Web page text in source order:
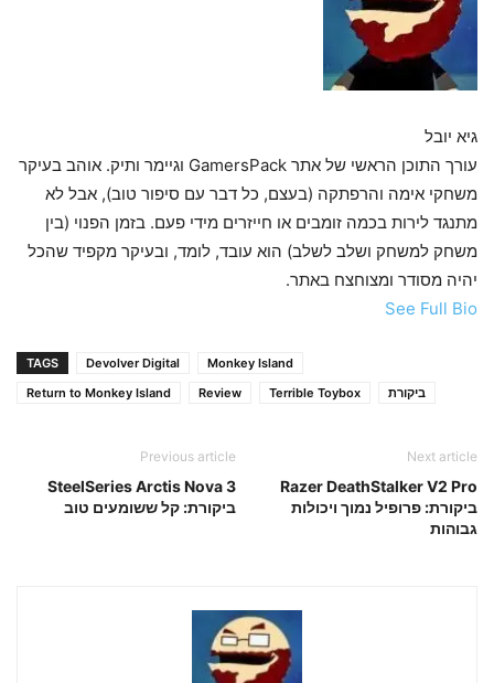
גיא יובל
עורך התוכן הראשי של אתר GamersPack וגיימר ותיק. אוהב בעיקר
משחקי אימה והרפתקה (בעצם, כל דבר עם סיפור טוב), אבל לא
מתנגד לירות בכמה זומבים או חייזרים מידי פעם. בזמן הפנוי (בין
משחק למשחק ושלב לשלב) הוא עובד, לומד, ובעיקר מקפיד שהכל
יהיה מסודר ומצוחצח באתר.
See Full Bio
TAGS Devolver Digital
Monkey Island
Return to Monkey Island
Review Terrible Toybox ביקורת
Previous article
SteelSeries Arctis Nova 3
ביקורת: קל ששומעים טוב
Next article
Razer DeathStalker V2 Pro
ביקורת: פרופיל נמוך ויכולות
גבוהות